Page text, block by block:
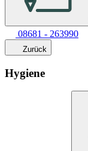
08681 - 263990
Zurück
Hygiene